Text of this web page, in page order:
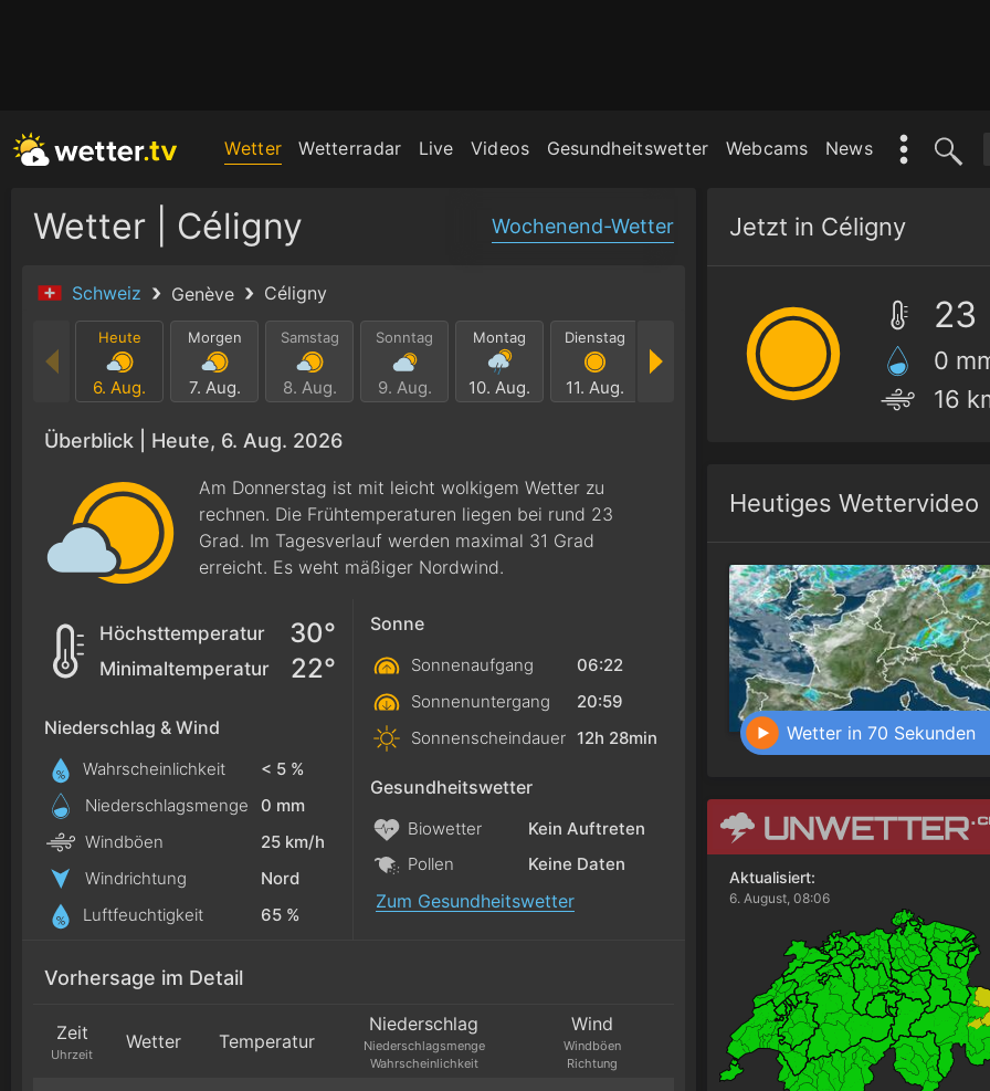
Wetter Wetterradar Live Videos Gesundheitswetter Webcams News
Wetter | Céligny Wochenend-Wetter
Schweiz Genève Céligny
Heute
6. Aug.
Morgen
7. Aug.
Samstag
8. Aug.
Sonntag
9. Aug.
Montag
10. Aug.
Dienstag
11. Aug.
Donnerstag
13. Aug. 14. Aug. 15.
Überblick | Heute, 6. Aug. 2026
Am Donnerstag ist mit leicht wolkigem Wetter zu
rechnen. Die Frühtemperaturen liegen bei rund 23
Grad. Im Tagesverlauf werden maximal 31 Grad
erreicht. Es weht mäßiger Nordwind.
Höchsttemperatur 30°
Minimaltemperatur 22°
Niederschlag & Wind
Wahrscheinlichkeit
< 5 %
Niederschlagsmenge
0 mm
Windböen
25 km/h
Windrichtung
Nord
Luftfeuchtigkeit
65 %
Sonne
Sonnenaufgang
06:22
Sonnenuntergang
20:59
Sonnenscheindauer 12h 28min
Gesundheitswetter
Biowetter
Kein Auftreten
Pollen
Keine Daten
Zum Gesundheitswetter
Vorhersage im Detail
Zeit
Uhrzeit
Wetter Temperatur
Niederschlag
Niederschlagsmenge
Wahrscheinlichkeit
Wind
Windböen
Richtung
Jetzt in Céligny
23
0
16
Heutiges Wettervideo
Wetter in 70 Sekunden
Aktualisiert:
6. August, 08:06